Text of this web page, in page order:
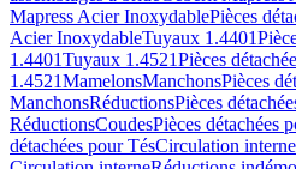
Mapress Acier InoxydablePièces
Acier InoxydableTuyaux 1.4401
1.4401Tuyaux 1.4521Pièces
1.4521MamelonsManchonsPièces
ManchonsRéductionsPièces
RéductionsCoudesPièces détachées
détachées pour TésCirculation interne